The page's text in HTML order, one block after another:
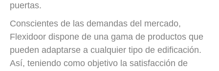
puertas.
Conscientes de las demandas del mercado,
Flexidoor dispone de una gama de productos que
pueden adaptarse a cualquier tipo de edificación.
Así, teniendo como objetivo la satisfacción de